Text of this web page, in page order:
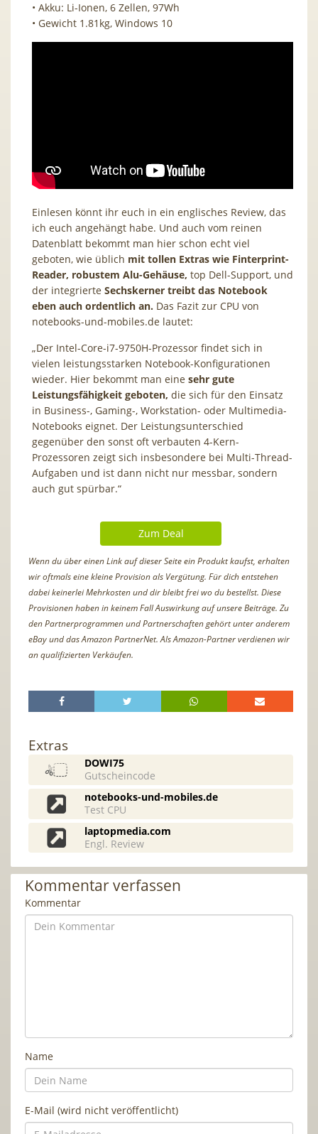
• Akku: Li-Ionen, 6 Zellen, 97Wh
• Gewicht 1.81kg, Windows 10
Einlesen könnt ihr euch in ein englisches Review, das
ich euch angehängt habe. Und auch vom reinen
Datenblatt bekommt man hier schon echt viel
geboten, wie üblich mit tollen Extras wie Finterprint-
Reader, robustem Alu-Gehäuse, top Dell-Support, und
der integrierte Sechskerner treibt das Notebook
eben auch ordentlich an. Das Fazit zur CPU von
notebooks-und-mobiles.de lautet:
„Der Intel-Core-i7-9750H-Prozessor findet sich in
vielen leistungsstarken Notebook-Konfigurationen
wieder. Hier bekommt man eine sehr gute
Leistungsfähigkeit geboten, die sich für den Einsatz
in Business-, Gaming-, Workstation- oder Multimedia-
Notebooks eignet. Der Leistungsunterschied
gegenüber den sonst oft verbauten 4-Kern-
Prozessoren zeigt sich insbesondere bei Multi-Thread-
Aufgaben und ist dann nicht nur messbar, sondern
auch gut spürbar.“
Zum Deal
Wenn du über einen Link auf dieser Seite ein Produkt kaufst, erhalten
wir oftmals eine kleine Provision als Vergütung. Für dich entstehen
dabei keinerlei Mehrkosten und dir bleibt frei wo du bestellst. Diese
Provisionen haben in keinem Fall Auswirkung auf unsere Beiträge. Zu
den Partnerprogrammen und Partnerschaften gehört unter anderem
eBay und das Amazon PartnerNet. Als Amazon-Partner verdienen wir
an qualifizierten Verkäufen.
Extras
DOWI75
Gutscheincode
notebooks-und-mobiles.de
Test CPU
laptopmedia.com
Engl. Review
Kommentar verfassen
Kommentar
Name
E-Mail (wird nicht veröffentlicht)